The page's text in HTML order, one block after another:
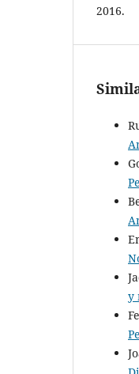
2016.
y